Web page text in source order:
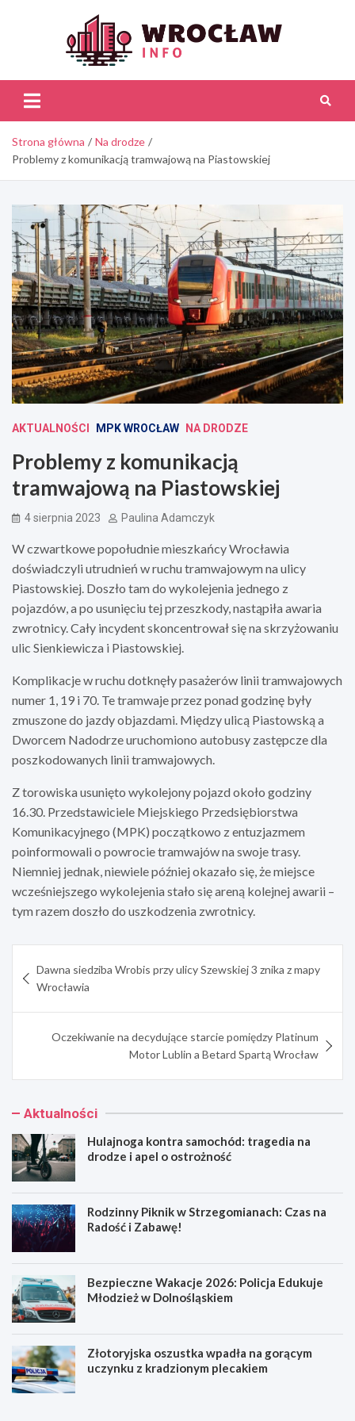
Strona główna
Na drodze
Problemy z komunikacją tramwajową na Piastowskiej
AKTUALNOŚCI MPK WROCŁAW NA DRODZE
Problemy z komunikacją
tramwajową na Piastowskiej
4 sierpnia 2023 Paulina Adamczyk
W czwartkowe popołudnie mieszkańcy Wrocławia
doświadczyli utrudnień w ruchu tramwajowym na ulicy
Piastowskiej. Doszło tam do wykolejenia jednego z
pojazdów, a po usunięciu tej przeszkody, nastąpiła awaria
zwrotnicy. Cały incydent skoncentrował się na skrzyżowaniu
ulic Sienkiewicza i Piastowskiej.
Komplikacje w ruchu dotknęły pasażerów linii tramwajowych
numer 1, 19 i 70. Te tramwaje przez ponad godzinę były
zmuszone do jazdy objazdami. Między ulicą Piastowską a
Dworcem Nadodrze uruchomiono autobusy zastępcze dla
poszkodowanych linii tramwajowych.
Z torowiska usunięto wykolejony pojazd około godziny
16.30. Przedstawiciele Miejskiego Przedsiębiorstwa
Komunikacyjnego (MPK) początkowo z entuzjazmem
poinformowali o powrocie tramwajów na swoje trasy.
Niemniej jednak, niewiele później okazało się, że miejsce
wcześniejszego wykolejenia stało się areną kolejnej awarii –
tym razem doszło do uszkodzenia zwrotnicy.
wpisu
Dawna siedziba Wrobis przy ulicy Szewskiej 3 znika z mapy
Wrocławia
Oczekiwanie na decydujące starcie pomiędzy Platinum
Motor Lublin a Betard Spartą Wrocław
Aktualności
Hulajnoga kontra samochód: tragedia na
drodze i apel o ostrożność
Rodzinny Piknik w Strzegomianach: Czas na
Radość i Zabawę!
Bezpieczne Wakacje 2026: Policja Edukuje
Młodzież w Dolnośląskiem
Złotoryjska oszustka wpadła na gorącym
uczynku z kradzionym plecakiem
H
R